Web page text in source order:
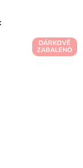
DÁRKOVĚ
ZABALENO